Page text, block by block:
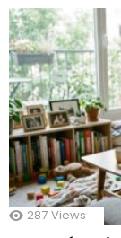
287 Views